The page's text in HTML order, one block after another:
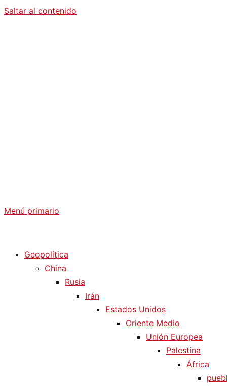
Saltar al contenido
Menú primario
Geopolítica
China
Rusia
Irán
Estados Unidos
Oriente Medio
Unión Europea
Palestina
África